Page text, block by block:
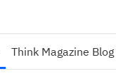
Think Magazine Blog